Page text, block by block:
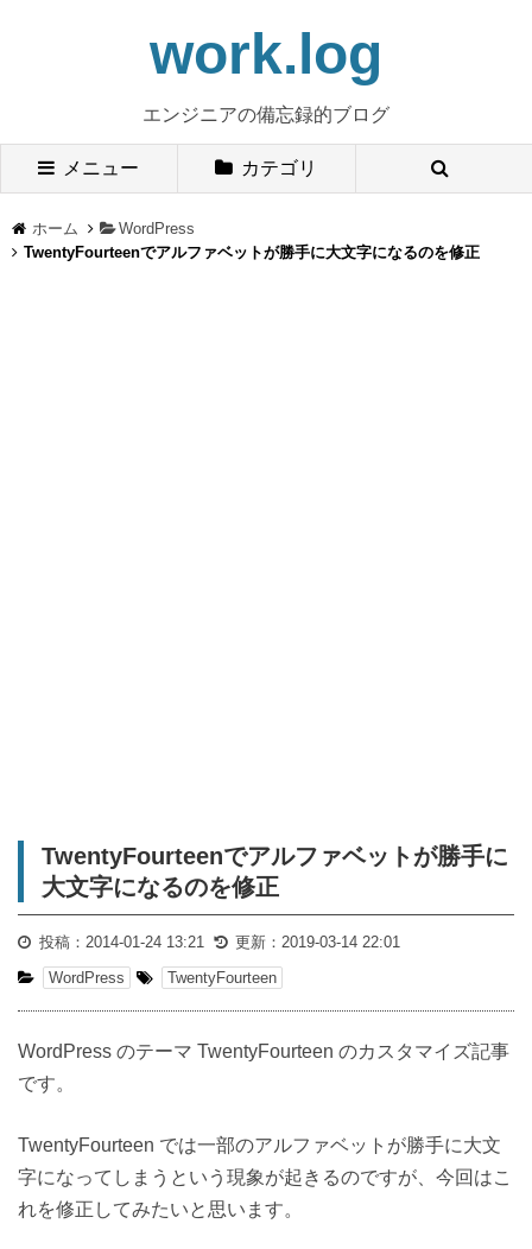
work.log
エンジニアの備忘録的ブログ
メニュー カテゴリ
ホーム
WordPress
TwentyFourteenでアルファベットが勝手に大文字になるのを修正
TwentyFourteenでアルファベットが勝手に
大文字になるのを修正
投稿： 2014-01-24 13:21 更新： 2019-03-14 22:01
WordPress
TwentyFourteen
WordPress のテーマ TwentyFourteen のカスタマイズ記事
です。
TwentyFourteen では一部のアルファベットが勝手に大文
字になってしまうという現象が起きるのですが、今回はこ
れを修正してみたいと思います。